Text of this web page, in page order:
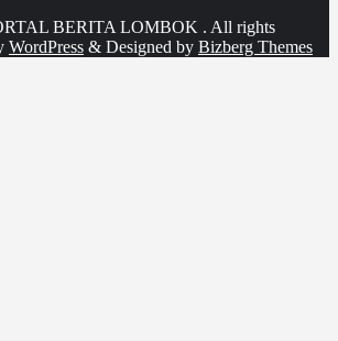
BERITA LOMBOK . All rights
WordPress & Designed by Bizberg Themes